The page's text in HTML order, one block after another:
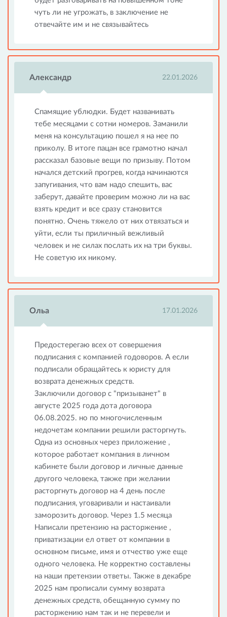
чуть ли не угрожать, в заключение не
отвечайте им и не связывайтесь
Александр 22.01.2026
Спамящие ублюдки. Будет названивать
тебе месяцами с сотни номеров. Заманили
меня на консультацию пошел я на нее по
приколу. В итоге пацан все грамотно начал
рассказал базовые вещи по призыву. Потом
начался детский прогрев, когда начинаются
запугивания, что вам надо спешить, вас
заберут, давайте проверим можно ли на вас
взять кредит и все сразу становится
понятно. Очень тяжело от них отвязаться и
уйти, если ты приличный вежливый
человек и не силах послать их на три буквы.
Не советую их никому.
Ольа 17.01.2026
Предостерегаю всех от совершения
подписания с компанией годоворов. А если
подписали обращайтесь к юристу для
возврата денежных средств.
Заключили договор с "призыванет" в
августе 2025 года дота договора
06.08.2025. но по многочисленным
недочетам компании решили расторгнуть.
Одна из основных через приложение ,
которое работает компания в личном
кабинете были договор и личные данные
другого человека, также при желании
расторгнуть договор на 4 день после
подписания, уговаривали и настаивали
заморозить договор. Через 1.5 месяца
Написали претензию на расторжение ,
приватизации ел ответ от компании в
основном письме, имя и отчество уже еще
одного человека. Не корректно составлены
на наши претензии ответы. Также в декабре
2025 нам прописали сумму возврата
денежных средств, обещанную сумму по
расторжению нам так и не перевели и